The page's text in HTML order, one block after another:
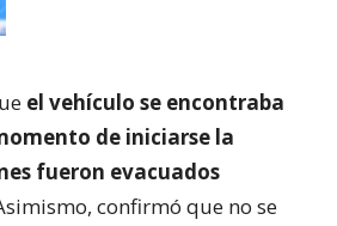
el vehículo se encontraba
de iniciarse la
fueron evacuados
confirmó que no se